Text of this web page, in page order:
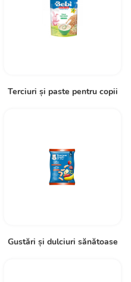
Terciuri și paste pentru copii
Gustări și dulciuri sănătoase